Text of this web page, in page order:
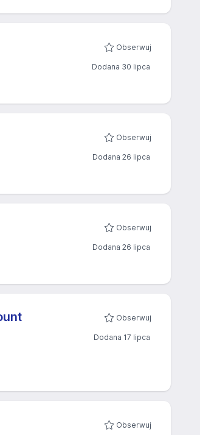
Obserwuj
Dodana 30 lipca
Obserwuj
Dodana 26 lipca
Obserwuj
Dodana 26 lipca
Obserwuj
Dodana 17 lipca
Obserwuj